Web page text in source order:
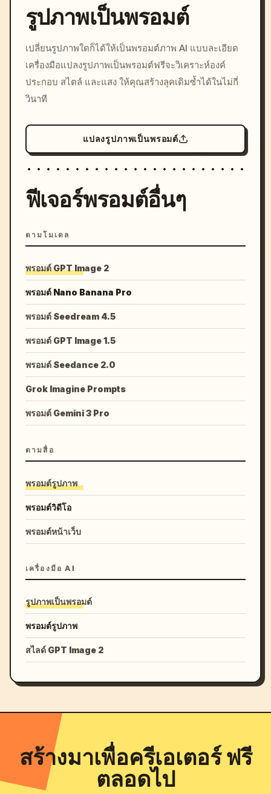
c, cyberpunk sunset, neon
colors, 8k --v 6.0
รูปภาพเป็นพรอมต์
เปลี่ยนรูปภาพใดก็ได้ให้เป็นพรอมต์ภาพ AI แบบละเอียด
เครื่องมือแปลงรูปภาพเป็นพรอมต์ฟรีจะวิเคราะห์องค์
ประกอบ สไตล์ และแสง ให้คุณสร้างลุคเดิมซ้ำได้ในไม่กี่
วินาที
แปลงรูปภาพเป็นพรอมต์
ฟีเจอร์พรอมต์อื่นๆ
ตามโมเดล
พรอมต์ GPT Image 2
พรอมต์ Nano Banana Pro
พรอมต์ Seedream 4.5
พรอมต์ GPT Image 1.5
พรอมต์ Seedance 2.0
Grok Imagine Prompts
พรอมต์ Gemini 3 Pro
ตามสื่อ
พรอมต์รูปภาพ
พรอมต์วิดีโอ
พรอมต์หน้าเว็บ
เครื่องมือ AI
รูปภาพเป็นพรอมต์
พรอมต์รูปภาพ
สไลด์ GPT Image 2
สร้างมาเพื่อครีเอเตอร์ ฟรี
ตลอดไป